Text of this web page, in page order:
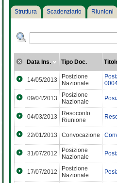
Struttura Scadenziario Riunioni
Data Ins. Tipo Doc.
14/05/2013
Posizione
Nazionale
09/04/2013
Posizione
Nazionale
04/03/2013
Resoconto
Riunione
22/01/2013 Convocazione
31/07/2012
Posizione
Nazionale
17/07/2012
Posizione
Nazionale